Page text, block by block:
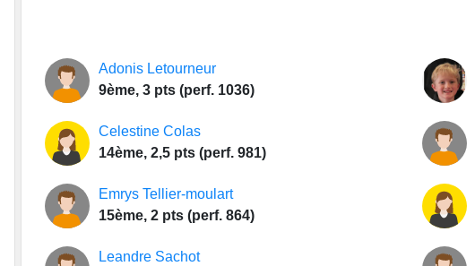
Adonis Letourneur
9ème, 3 pts (perf. 1036)
Celestine Colas
14ème, 2,5 pts (perf. 981)
Emrys Tellier-moulart
15ème, 2 pts (perf. 864)
Leandre Sachot